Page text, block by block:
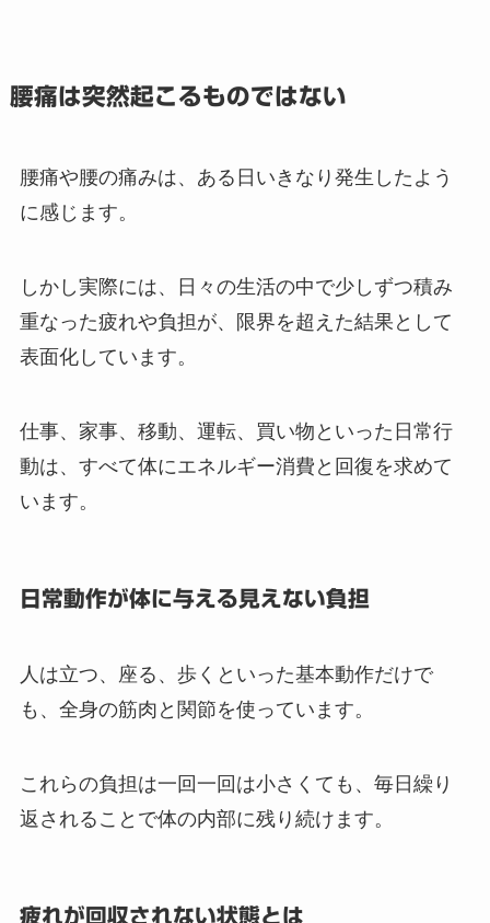
腰痛は突然起こるものではない
腰痛や腰の痛みは、ある日いきなり発生したよう
に感じます。
しかし実際には、日々の生活の中で少しずつ積み
重なった疲れや負担が、限界を超えた結果として
表面化しています。
仕事、家事、移動、運転、買い物といった日常行
動は、すべて体にエネルギー消費と回復を求めて
います。
日常動作が体に与える見えない負担
人は立つ、座る、歩くといった基本動作だけで
も、全身の筋肉と関節を使っています。
これらの負担は一回一回は小さくても、毎日繰り
返されることで体の内部に残り続けます。
疲れが回収されない状態とは